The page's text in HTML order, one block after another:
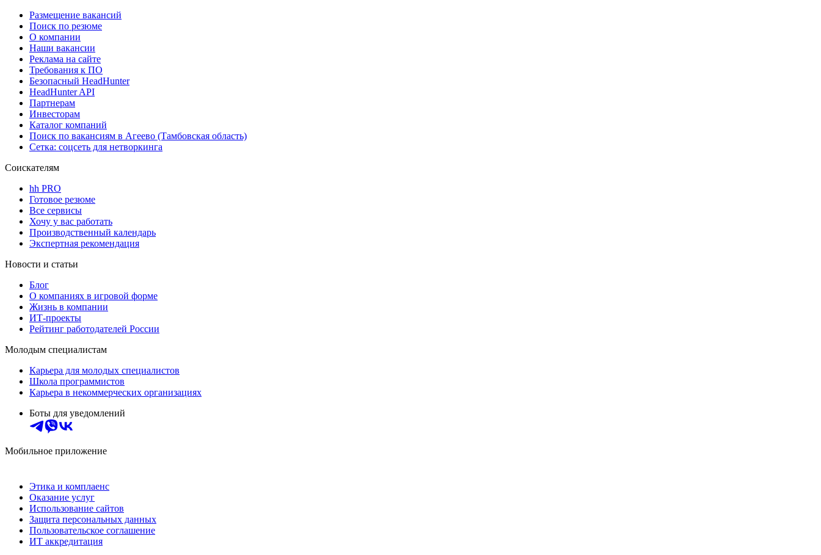
Размещение вакансий
Поиск по резюме
О компании
Наши вакансии
Реклама на сайте
Требования к ПО
Безопасный HeadHunter
HeadHunter API
Партнерам
Инвесторам
Каталог компаний
Поиск по вакансиям в Агеево (Тамбовская область)
Сетка: соцсеть для нетворкинга
Соискателям
hh PRO
Готовое резюме
Все сервисы
Хочу у вас работать
Производственный календарь
Экспертная рекомендация
Новости и статьи
Блог
О компаниях в игровой форме
Жизнь в компании
ИТ-проекты
Рейтинг работодателей России
Молодым специалистам
Карьера для молодых специалистов
Школа программистов
Карьера в некоммерческих организациях
Боты для уведомлений
Мобильное приложение
Этика и комплаенс
Оказание услуг
Использование сайтов
Защита персональных данных
Пользовательское соглашение
ИТ аккредитация